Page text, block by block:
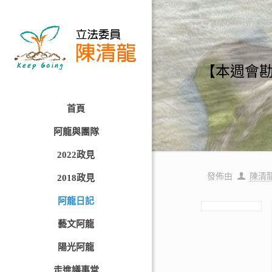
首頁
阿龍與團隊
2022政見
2018政見
阿龍日記
藝文阿龍
陽光阿龍
【本週會
發佈由 陳清